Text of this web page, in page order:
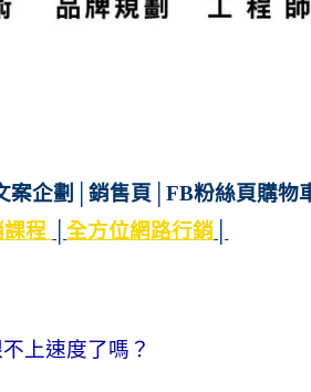
案企劃 │銷售頁 │FB粉絲頁購物
程 │全方位網路行銷
上速度了嗎？